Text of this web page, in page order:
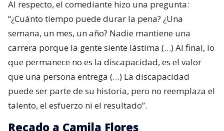
Al respecto, el comediante hizo una pregunta:
“¿Cuánto tiempo puede durar la pena? ¿Una
semana, un mes, un año? Nadie mantiene una
carrera porque la gente siente lástima (…) Al final, lo
que permanece no es la discapacidad, es el valor
que una persona entrega (…) La discapacidad
puede ser parte de su historia, pero no reemplaza el
talento, el esfuerzo ni el resultado”.
Recado a Camila Flores